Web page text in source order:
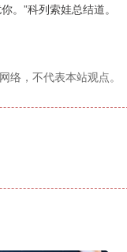
。”科列索娃总结道。
络，不代表本站观点。